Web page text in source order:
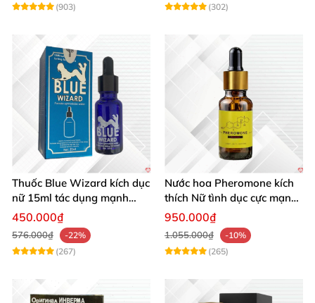
(903)
(302)
Thuốc Blue Wizard kích dục
nữ 15ml tác dụng mạnh
chính hãng
450.000₫
576.000₫
-22%
(267)
Nước hoa Pheromone kích
thích Nữ tình dục cực mạnh
10ml
950.000₫
1.055.000₫
-10%
(265)